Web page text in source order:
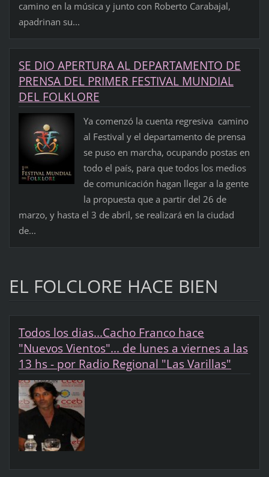
camino en la música y junto con Roberto Carabajal,
apadrinan su...
SE DIO APERTURA AL DEPARTAMENTO DE
PRENSA DEL PRIMER FESTIVAL MUNDIAL
DEL FOLKLORE
Ya comenzó la cuenta regresiva camino
al Festival y el departamento de prensa
se puso en marcha, ocupando postas en
todo el país, para que todos los medios
de comunicación hagan llegar a la gente
la propuesta que a partir del 26 de
marzo, y hasta el 3 de abril, se realizará en la ciudad
de...
EL FOLCLORE HACE BIEN
Todos los dias...Cacho Franco hace
"Nuevos Vientos"... de lunes a viernes a las
13 hs - por Radio Regional "Las Varillas"